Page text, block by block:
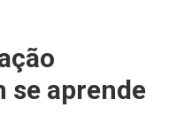
se aprende